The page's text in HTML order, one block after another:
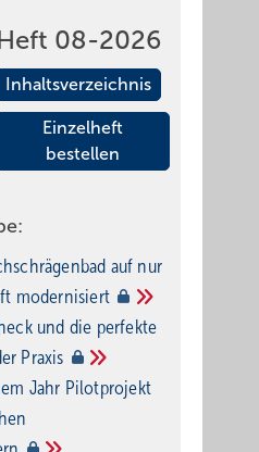
08-2026
Inhaltsverzeichnis
Einzelheft
bestellen
auf nur
modernisiert
und die perfekte
Praxis
Jahr Pilotprojekt